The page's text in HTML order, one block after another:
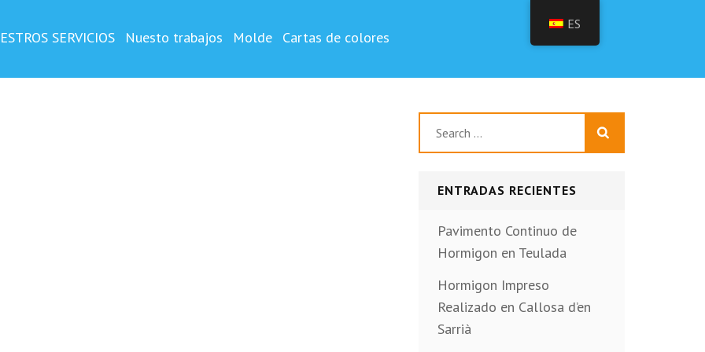
y impreso ,vertical
SERVICIOS Nuesto trabajos Molde Cartas de colores
ENTRADAS RECIENTES
Pavimento Continuo de
Hormigon en Teulada
Hormigon Impreso
Realizado en Callosa d’en
Sarrià
ES